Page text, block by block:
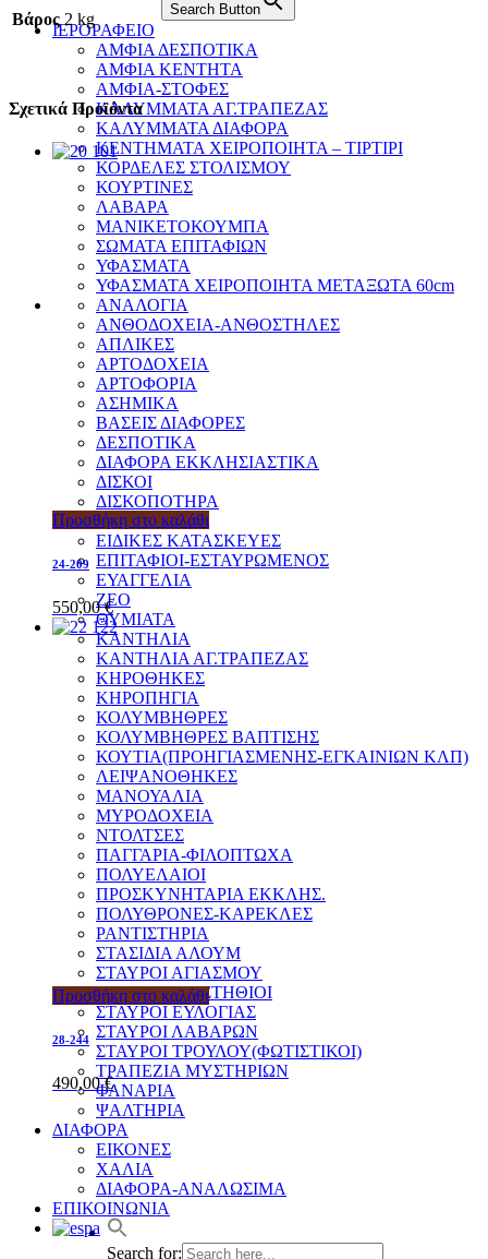
Search Button
ΙΕΡΟΡΑΦΕΙΟ
ΑΜΦΙΑ ΔΕΣΠΟΤΙΚΑ
ΑΜΦΙΑ ΚΕΝΤΗΤΑ
ΑΜΦΙΑ-ΣΤΟΦΕΣ
ΚΑΛΥΜΜΑΤΑ ΑΓ.ΤΡΑΠΕΖΑΣ
ΚΑΛΥΜΜΑΤΑ ΔΙΑΦΟΡΑ
ΚΕΝΤΗΜΑΤΑ ΧΕΙΡΟΠΟΙΗΤΑ – ΤΙΡΤΙΡΙ
ΚΟΡΔΕΛΕΣ ΣΤΟΛΙΣΜΟΥ
ΚΟΥΡΤΙΝΕΣ
ΛΑΒΑΡΑ
ΜΑΝΙΚΕΤΟΚΟΥΜΠΑ
ΣΩΜΑΤΑ ΕΠΙΤΑΦΙΩΝ
ΥΦΑΣΜΑΤΑ
ΥΦΑΣΜΑΤΑ ΧΕΙΡΟΠΟΙΗΤΑ ΜΕΤΑΞΩΤΑ 60cm
ΑΝΑΛΟΓΙΑ
ΑΝΘΟΔΟΧΕΙΑ-ΑΝΘΟΣΤΗΛΕΣ
ΑΠΛΙΚΕΣ
ΑΡΤΟΔΟΧΕΙΑ
ΑΡΤΟΦΟΡΙΑ
ΑΣΗΜΙΚΑ
ΒΑΣΕΙΣ ΔΙΑΦΟΡΕΣ
ΔΕΣΠΟΤΙΚΑ
ΔΙΑΦΟΡΑ ΕΚΚΛΗΣΙΑΣΤΙΚΑ
ΔΙΣΚΟΙ
ΔΙΣΚΟΠΟΤΗΡΑ
ΕΞΑΠΤΕΡΥΓΑ
ΕΙΔΙΚΕΣ ΚΑΤΑΣΚΕΥΕΣ
ΕΠΙΤΑΦΙΟΙ-ΕΣΤΑΥΡΩΜΕΝΟΣ
ΕΥΑΓΓΕΛΙΑ
ΖΕΟ
ΘΥΜΙΑΤΑ
ΚΑΝΤΗΛΙΑ
ΚΑΝΤΗΛΙΑ ΑΓ.ΤΡΑΠΕΖΑΣ
ΚΗΡΟΘΗΚΕΣ
ΚΗΡΟΠΗΓΙΑ
ΚΟΛΥΜΒΗΘΡΕΣ
ΚΟΛΥΜΒΗΘΡΕΣ ΒΑΠΤΙΣΗΣ
ΚΟΥΤΙΑ(ΠΡΟΗΓΙΑΣΜΕΝΗΣ-ΕΓΚΑΙΝΙΩΝ ΚΛΠ)
ΛΕΙΨΑΝΟΘΗΚΕΣ
ΜΑΝΟΥΑΛΙΑ
ΜΥΡΟΔΟΧΕΙΑ
ΝΤΟΛΤΣΕΣ
ΠΑΓΓΑΡΙΑ-ΦΙΛΟΠΤΩΧΑ
ΠΟΛΥΕΛΑΙΟΙ
ΠΡΟΣΚΥΝΗΤΑΡΙΑ ΕΚΚΛΗΣ.
ΠΟΛΥΘΡΟΝΕΣ-ΚΑΡΕΚΛΕΣ
ΡΑΝΤΙΣΤΗΡΙΑ
ΣΤΑΣΙΔΙΑ ΑΛΟΥΜ
ΣΤΑΥΡΟΙ ΑΓΙΑΣΜΟΥ
ΣΤΑΥΡΟΙ ΕΠΙΣΤΗΘΙΟΙ
ΣΤΑΥΡΟΙ ΕΥΛΟΓΙΑΣ
ΣΤΑΥΡΟΙ ΛΑΒΑΡΩΝ
ΣΤΑΥΡΟΙ ΤΡΟΥΛΟΥ(ΦΩΤΙΣΤΙΚΟΙ)
ΤΡΑΠΕΖΙΑ ΜΥΣΤΗΡΙΩΝ
ΦΑΝΑΡΙΑ
ΨΑΛΤΗΡΙΑ
ΔΙΑΦΟΡΑ
ΕΙΚΟΝΕΣ
ΧΑΛΙΑ
ΔΙΑΦΟΡΑ-ΑΝΑΛΩΣΙΜΑ
ΕΠΙΚΟΙΝΩΝΙΑ
Search for:
Βάρος 2 kg
Σχετικά Προϊόντα
Προσθήκη στο καλάθι
24-209
550,00€
Προσθήκη στο καλάθι
28-244
490,00€